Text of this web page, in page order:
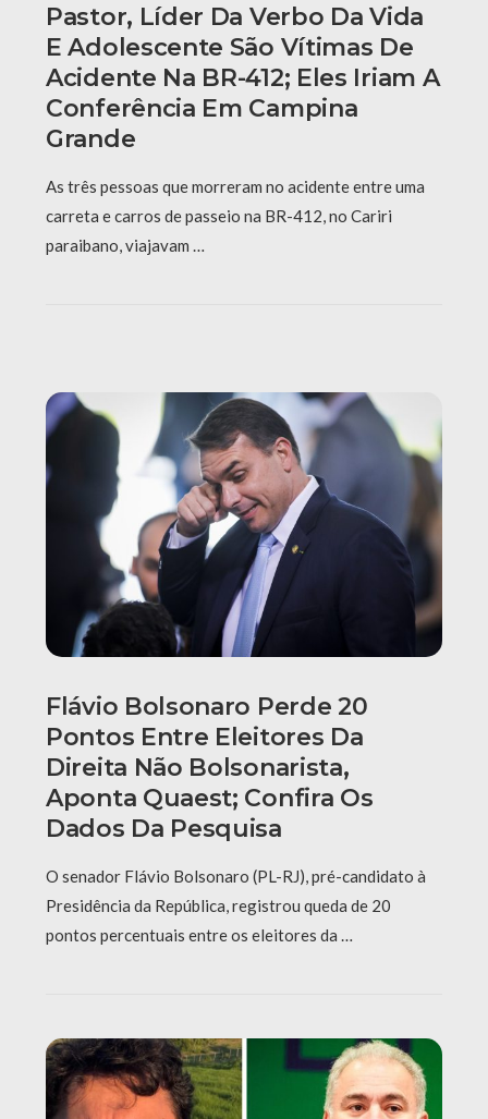
Pastor, Líder Da Verbo Da Vida
E Adolescente São Vítimas De
Acidente Na BR-412; Eles Iriam A
Conferência Em Campina
Grande
As três pessoas que morreram no acidente entre uma
carreta e carros de passeio na BR-412, no Cariri
paraibano, viajavam …
Flávio Bolsonaro Perde 20
Pontos Entre Eleitores Da
Direita Não Bolsonarista,
Aponta Quaest; Confira Os
Dados Da Pesquisa
O senador Flávio Bolsonaro (PL-RJ), pré-candidato à
Presidência da República, registrou queda de 20
pontos percentuais entre os eleitores da …